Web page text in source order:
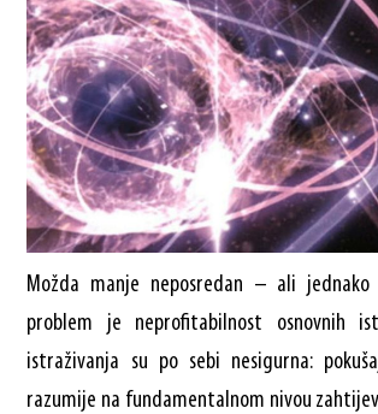
Možda manje neposredan – ali
problem je neprofitabilnost osnovnih
istraživanja su po sebi nesigurna:
razumije na fundamentalnom nivou